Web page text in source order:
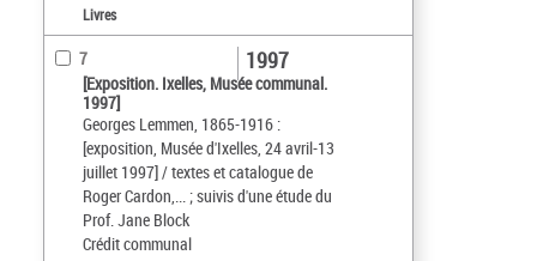
Livres
7
[Exposition. Ixelles, Musée communal.
1997]
Georges Lemmen, 1865-1916 :
[exposition, Musée d'Ixelles, 24 avril-13
juillet 1997] / textes et catalogue de
Roger Cardon,... ; suivis d'une étude du
Prof. Jane Block
Crédit communal
1997